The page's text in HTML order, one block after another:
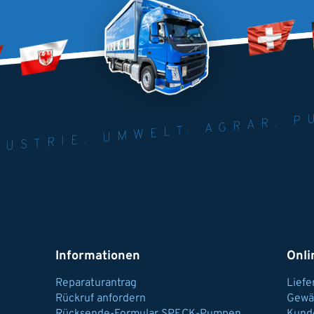
FÜR
Informationen
Reparaturantrag
Rückruf anfordern